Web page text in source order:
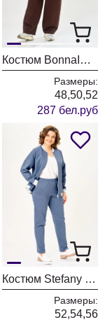
Костюм BonnaImage 1062/1 голубой
Размеры:
48,50,52
287 бел.руб
Костюм Stefany 2066-1 индиго
Размеры:
52,54,56